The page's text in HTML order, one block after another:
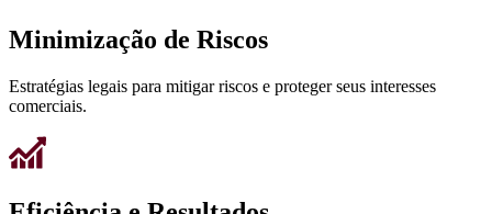
Minimização de Riscos
Estratégias legais para mitigar riscos e proteger seus interesses
comerciais.